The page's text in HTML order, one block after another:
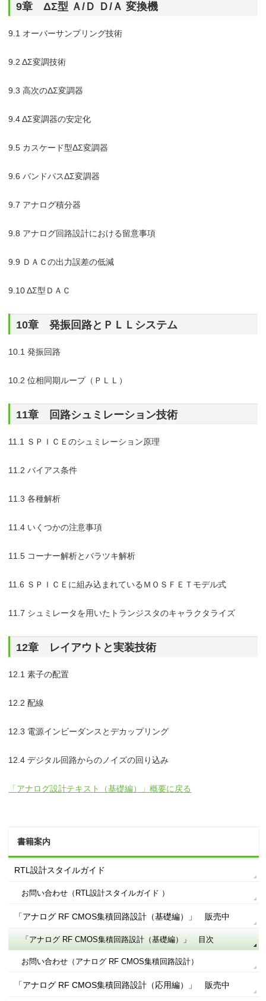
9章 ΔΣ型 Ａ/Ｄ Ｄ/Ａ 変換機
9.1 オーバーサンプリング技術
9.2 ΔΣ変調技術
9.3 高次のΔΣ変調器
9.4 ΔΣ変調器の安定化
9.5 カスケード型ΔΣ変調器
9.6 バンドパスΔΣ変調器
9.7 アナログ積分器
9.8 アナログ回路設計における留意事項
9.9 ＤＡＣの出力誤差の低減
9.10 ΔΣ型ＤＡＣ
10章 発振回路とＰＬＬシステム
10.1 発振回路
10.2 位相同期ループ（ＰＬＬ）
11章 回路シュミレーション技術
11.1 ＳＰＩＣＥのシュミレーション原理
11.2 バイアス条件
11.3 各種解析
11.4 いくつかの注意事項
11.5 コーナー解析とバラツキ解析
11.6 ＳＰＩＣＥに組み込まれているＭＯＳＦＥＴモデル式
11.7 シュミレータを用いたトランジスタのキャラクタライズ
12章 レイアウトと実装技術
12.1 素子の配置
12.2 配線
12.3 電源インビーダンスとデカップリング
12.4 デジタル回路からのノイズの回り込み
「アナログ設計テキスト（基礎編）」概要に戻る
書籍案内
RTL設計スタイルガイド
お問い合わせ（RTL設計スタイルガイド ）
「アナログ RF CMOS集積回路設計（基礎編）」 販売中
「アナログ RF CMOS集積回路設計（基礎編）」 目次
お問い合わせ（アナログ RF CMOS集積回路設計）
「アナログ RF CMOS集積回路設計（応用編）」 販売中